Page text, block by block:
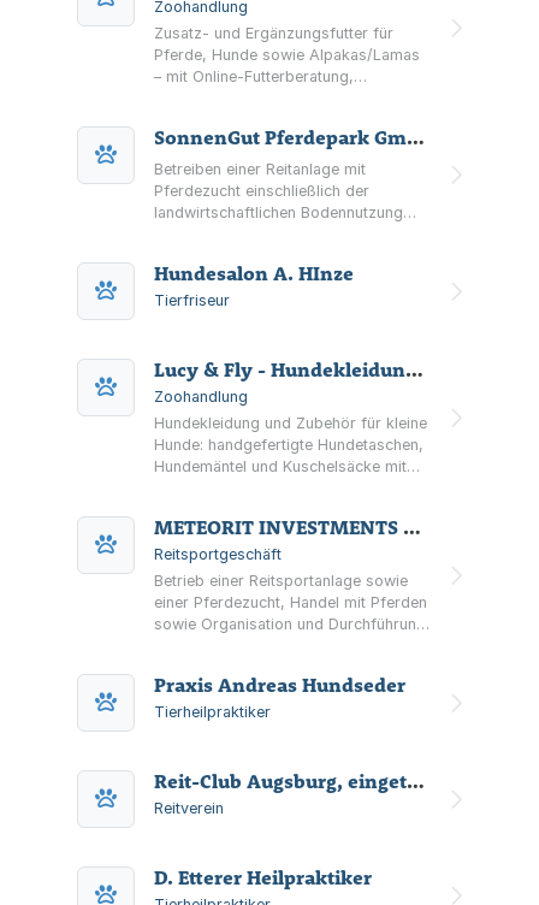
Zoohandlung
Zusatz- und Ergänzungsfutter für
Pferde, Hunde sowie Alpakas/Lamas
– mit Online-Futterberatung,
SonnenGut Pferdepark GmbH
Betreiben einer Reitanlage mit
Pferdezucht einschließlich der
landwirtschaftlichen Bodennutzung
Boden.
Hundesalon A. HInze
Tierfriseur
Lucy & Fly - Hundekleidung- und Zubehör
Zoohandlung
Hundekleidung und Zubehör für kleine
Hunde: handgefertigte Hundetaschen,
Hundemäntel und Kuschelsäcke mit
Augsburg.
METEORIT INVESTMENTS GmbH
Reitsportgeschäft
Betrieb einer Reitsportanlage sowie
einer Pferdezucht, Handel mit Pferden
sowie Organisation und Durchführung
Praxis Andreas Hundseder
Tierheilpraktiker
Reit-Club Augsburg, eingetragener Verein
Reitverein
D. Etterer Heilpraktiker